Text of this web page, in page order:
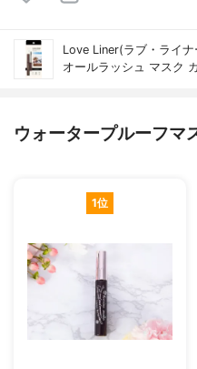
Love Liner(ラブ・ライナ
オールラッシュ マスク
ウォータープルーフマ
1位